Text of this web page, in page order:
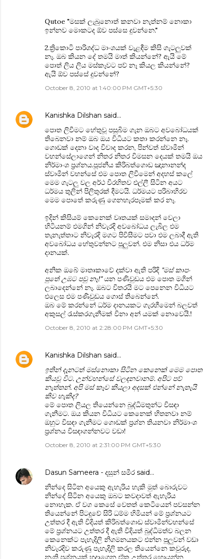
Qutoe "මසක් ලැබුනොත් කනවා නැත්නම් නොකා
ඉන්නව මොකටද ඕව පස්සෙ දුවන්නෙ."
2.ත්‍රිකොටි පාරිශද්ධ මාංශයක් වැළඳීම කිසි ගැටලුවක්
නෑ. ඔබ කියන දේ තමයි මාත් කියන්නේ? ඇයි මේ
පොත් ලිය ලිය මස්කෑවට පව් නෑ කියල කියන්නේ?
ඇයි ඕව පස්සේ දුවන්නේ?
October 8, 2010 at 1:40:00 PM GMT+5:30
Kanishka Dilshan said…
පොත ලිවීමට හේතුවූ පසුබිම ගැන ඔබට අවබෝධයක්
තිබෙනවා නම් ඔබ ඔය විධියට කතා කරන්නෙ නෑ.
ගොඩක් දෙනා වාද විවාද කරන, පින්වත් ස්වාමීන්
වහන්සේලාගෙන් නිතර නිතර විමසන දෙයක් තමයි ඔය
නිර්මාංශ ප්‍රශ්නය.පූජනීය කිරිබත්ගොඩ ඤානානන්ද
ස්වාමීන් වහන්සේ එම පොත ලිවීමෙන් අදහස් කලේ
මෙම ගැටලු වල අර්ථ විරහිතව එල්ලී සිටින අයට
ධර්මය තුලින් පිලිතුරක් දීමටයි. ධර්මයට පරිබාහිරව
මෙම පොතේ කරුණු ගෙනහැරපෑමක් කර නෑ.
ඉදින් කිසියම් කෙනෙක් වෘතයක් සමාදන් වෙලා
හිටියනම් එමගින් නිවැරදි අවබෝධය ලැබිල එම
තැනැත්තාට නිවැරදි මගට පිවිසීමට පවා එම ලබාදී ඇති
අවබෝධය හේතුවන්නට පුලුවන්. එම නිසා එය ධර්ම
දානයක්.
අනික ඔබේ මාතෘකාවේ දක්වා ඇති පරිදි "මස් කාපං
පුතේ උඹට පවු නෑ!"යන පණිවුඩය එම පොත මගින්
ලබාදෙන්නේ නෑ. ඔබට විතරයි මට පෙනෙන විධියට
එලෙස එම පණිවුඩය ගොස් තිබෙන්නේ.
ඔබ මේ කරන්නේ ධර්ම දානයකට ගැරහීමෙන් බලවත්
අකුසල් රැස්කරගැනීමක් විනා අන් යමක් නොවෙයි.!
October 8, 2010 at 2:28:00 PM GMT+5:30
Kanishka Dilshan said…
ඉතින් දැනටත් මස්නොකා සිටින කෙනෙක් මෙම පොත
කියවූ විට. උන්වහන්සේ වලඳනවානම්. අපිට පව්
නැත්තන්. අපි මස් කෑව කියලා අදසක් එන්නේ නැතැයි
කිව හැකිද?
මේ පොත ලියල තියෙන්නෙ බුද්ධිමතුන්ට විසඳා
ගැනීමට. ඔය කියන විධියට කෙනෙක් හිතනවා නම්
ඔහුට විසඳා ගැනීමට ගොඩක් ප්‍රශ්න තියනවා නිර්මාංශ
ප්‍රශ්නය විසඳාගන්නවට වඩා!
October 8, 2010 at 2:31:00 PM GMT+5:30
Dasun Sameera - දසුන් සමීර said…
නින්දෙ සිටින අයෙකු ඇහැරිය හැකි මුත් බොරුවට
නින්දේ සිටින අයෙකු ඔබට කවදාවත් ඇහැරිය
නොහැක. ඒ වග කෙසේ වෙතත් කෙටියෙන් පවසන්න
තියෙන්නේ පිටදූවේ සිරි ධම්ම හිමියන් මේ ප්‍රශ්නයට
උත්තර දී ඇති විදියත් කිරිබත්ගොඩ ස්වාමීන්වහන්සේ
මේ ප්‍රශ්නයට උත්තර දී ඇති විදියත් බුද්ධිමත්ව බලන
කෙනෙක්ට පැහැදිලි නිගමනයකට එන්න පුලුවන් වඩා
නිවැරදිව කරුණු පැහැදිලි කරල තියෙන්නෙ කවුරුද,
නැති ප්‍රශ්නයක් හදාගෙන ඒක උත්තර හොයන්න